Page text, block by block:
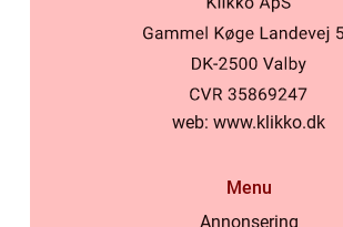
web: www.klikko.dk
Menu
Annonsering